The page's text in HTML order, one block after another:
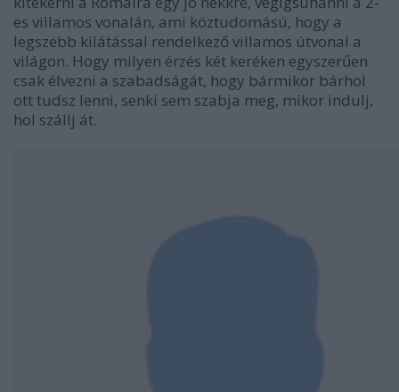
es villamos vonalán, ami köztudomású, hogy a
legszebb kilátással rendelkező villamos útvonal a
világon. Hogy milyen érzés két keréken egyszerűen
csak élvezni a szabadságát, hogy bármikor bárhol
ott tudsz lenni, senki sem szabja meg, mikor indulj,
hol szállj át.